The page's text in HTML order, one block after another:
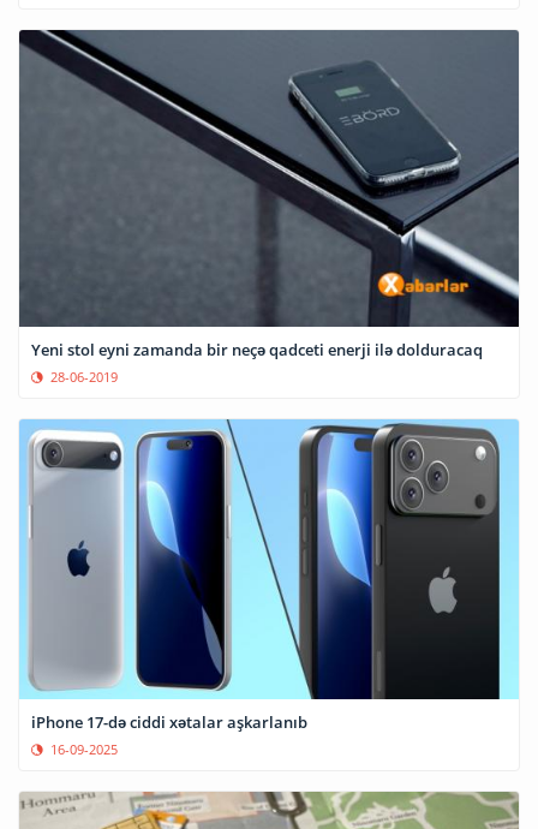
Yeni stol eyni zamanda bir neçə qadceti enerji ilə dolduracaq
28-06-2019
iPhone 17-də ciddi xətalar aşkarlanıb
16-09-2025